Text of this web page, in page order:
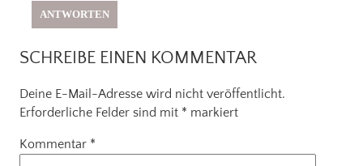
ANTWORTEN
SCHREIBE EINEN KOMMENTAR
Deine E-Mail-Adresse wird nicht veröffentlicht.
Erforderliche Felder sind mit * markiert
Kommentar *